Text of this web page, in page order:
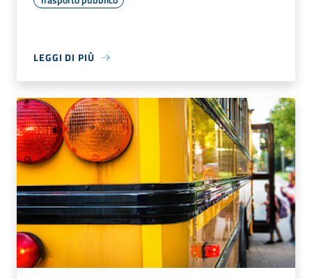
LEGGI DI PIÙ